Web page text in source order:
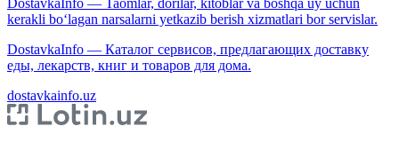
DostavkaInfo — Taomlar, dorilar, kitoblar va boshqa uy uchun
kerakli bo‘lagan narsalarni yetkazib berish xizmatlari bor servislar.
DostavkaInfo — Каталог сервисов, предлагающих доставку
еды, лекарств, книг и товаров для дома.
dostavkainfo.uz